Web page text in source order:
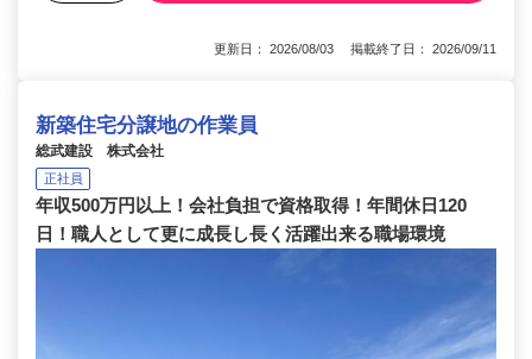
更新日： 2026/08/03 掲載終了日： 2026/09/11
新築住宅分譲地の作業員
総武建設 株式会社
正社員
年収500万円以上！会社負担で資格取得！年間休日120
日！職人として更に成長し長く活躍出来る職場環境